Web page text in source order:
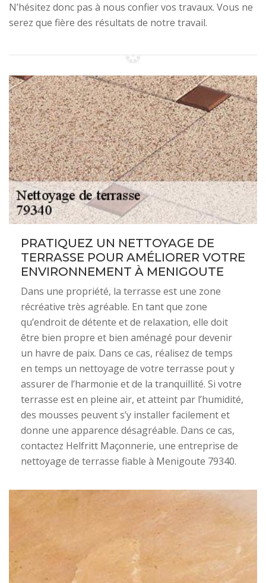
N’hésitez donc pas à nous confier vos travaux. Vous ne
serez que fière des résultats de notre travail.
PRATIQUEZ UN NETTOYAGE DE
TERRASSE POUR AMÉLIORER VOTRE
ENVIRONNEMENT À MENIGOUTE
Dans une propriété, la terrasse est une zone
récréative très agréable. En tant que zone
qu’endroit de détente et de relaxation, elle doit
être bien propre et bien aménagé pour devenir
un havre de paix. Dans ce cas, réalisez de temps
en temps un nettoyage de votre terrasse pout y
assurer de l’harmonie et de la tranquillité. Si votre
terrasse est en pleine air, et atteint par l’humidité,
des mousses peuvent s’y installer facilement et
donne une apparence désagréable. Dans ce cas,
contactez Helfritt Maçonnerie, une entreprise de
nettoyage de terrasse fiable à Menigoute 79340.